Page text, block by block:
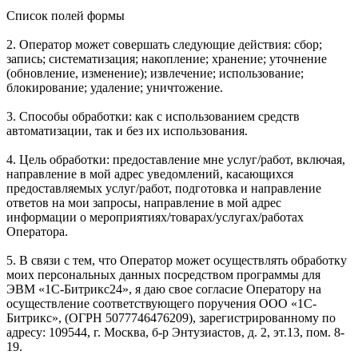
Список полей формы
2. Оператор может совершать следующие действия: сбор;
запись; систематизация; накопление; хранение; уточнение
(обновление, изменение); извлечение; использование;
блокирование; удаление; уничтожение.
3. Способы обработки: как с использованием средств
автоматизации, так и без их использования.
4. Цель обработки: предоставление мне услуг/работ, включая,
направление в мой адрес уведомлений, касающихся
предоставляемых услуг/работ, подготовка и направление
ответов на мои запросы, направление в мой адрес
информации о мероприятиях/товарах/услугах/работах
Оператора.
5. В связи с тем, что Оператор может осуществлять обработку
моих персональных данных посредством программы для
ЭВМ «1С-Битрикс24», я даю свое согласие Оператору на
осуществление соответствующего поручения ООО «1С-
Битрикс», (ОГРН 5077746476209), зарегистрированному по
адресу: 109544, г. Москва, б-р Энтузиастов, д. 2, эт.13, пом. 8-
19.